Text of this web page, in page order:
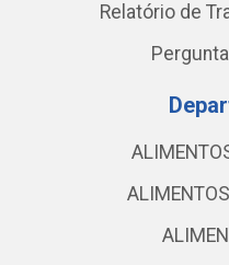
Relatório de